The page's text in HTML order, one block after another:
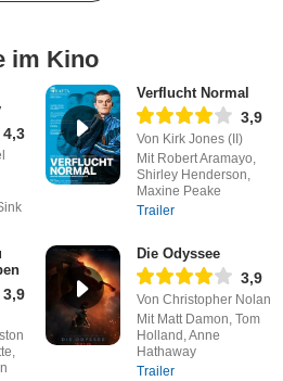
im Kino
4,3
Verflucht Normal
3,9
Von Kirk Jones (II)
Mit Robert Aramayo,
Shirley Henderson,
Maxine Peake
Trailer
3,9
Die Odyssee
3,9
Von Christopher Nolan
Mit Matt Damon, Tom
Holland, Anne
Hathaway
Trailer